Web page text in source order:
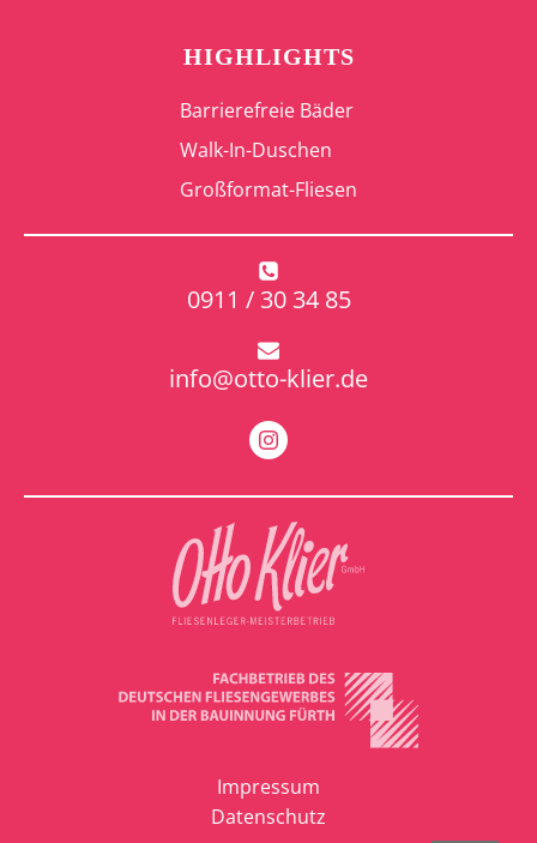
HIGHLIGHTS
Barrierefreie Bäder
Walk-In-Duschen
Großformat-Fliesen
0911 / 30 34 85
info@otto-klier.de
Impressum
Datenschutz